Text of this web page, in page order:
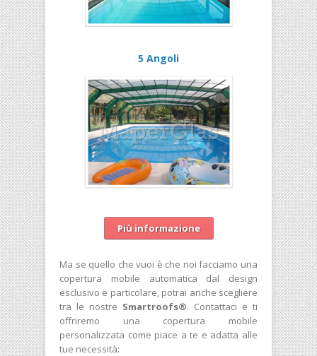
5 Angoli
Più informazione
Ma se quello che vuoi è che noi facciamo una
copertura mobile automatica dal design
esclusivo e particolare, potrai anche scegliere
tra le nostre Smartroofs®. Contattaci e ti
offriremo una copertura mobile
personalizzata come piace a te e adatta alle
tue necessità: